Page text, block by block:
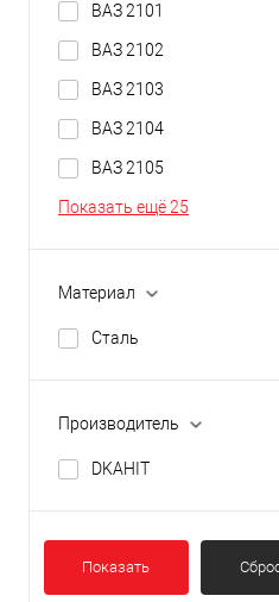
ВАЗ 2101
ВАЗ 2102
ВАЗ 2103
ВАЗ 2104
ВАЗ 2105
Показать ещё 25
Материал
Сталь
Производитель
DKAHIT
Показать